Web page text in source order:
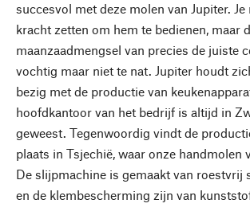
succesvol met deze molen van Jupiter.
kracht zetten om hem te bedienen, maar
maanzaadmengsel van precies de juiste
vochtig maar niet te nat. Jupiter houdt
bezig met de productie van
hoofdkantoor van het bedrijf is altijd in
geweest. Tegenwoordig vindt de
plaats in Tsjechië, waar onze handmolen
De slijpmachine is gemaakt van roestvrij
en de klembescherming zijn van